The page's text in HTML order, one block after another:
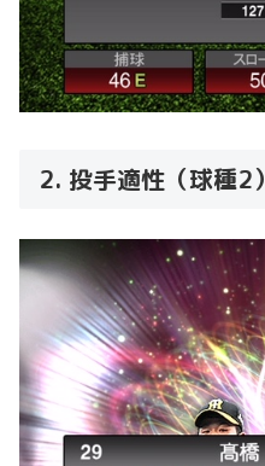
2. 投手適性（球種2）